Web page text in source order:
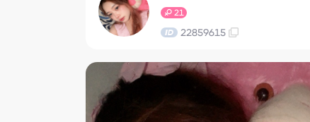
21
22859615